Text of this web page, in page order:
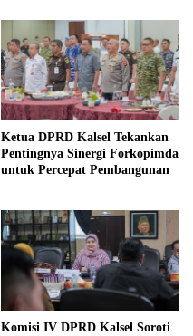
Ketua DPRD Kalsel Tekankan
Pentingnya Sinergi Forkopimda
untuk Percepat Pembangunan
Komisi IV DPRD Kalsel Soroti